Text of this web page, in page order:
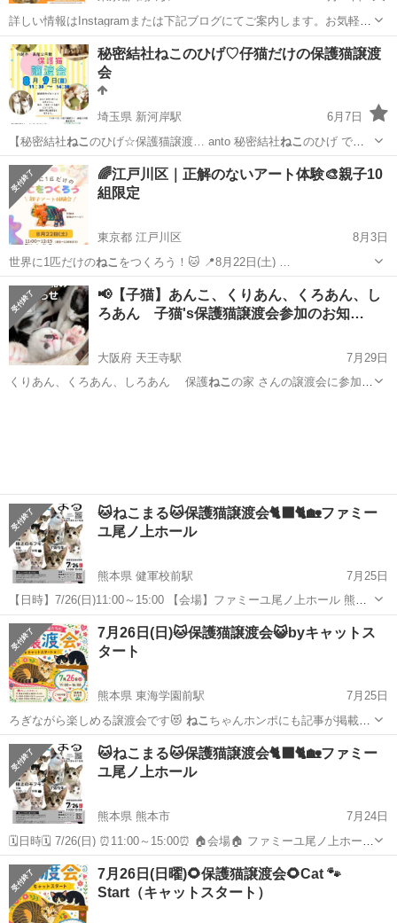
詳しい情報はInstagramまたは下記ブログにてご案内します。お気軽に
お問い合わせください。 nekoniongaesi@gmail.com ameblo
http://ameblo.jp/happycats20...
東京 町田市 鶴川駅 地域/お祭り ねこ
秘密結社ねこのひげ♡仔猫だけの保護猫譲渡
会
埼玉県 新河岸駅
6月7日
【秘密結社ねこ のひげ☆保護猫譲渡… anto 秘密結社ねこ のひげ でご
覧いた…
埼玉 川越市 新河岸駅 その他
🌈江戸川区｜正解のないアート体験🎨親子10
組限定
東京都 江戸川区
8月3日
世界に1匹だけのねこ をつくろう！🐱 📍8月22日(土) …
東京 江戸川区 ワークショップ アート
📢【子猫】あんこ、くりあん、くろあん、し
ろあん 子猫's保護猫譲渡会参加のお知…
大阪府 天王寺駅
7月29日
くりあん、くろあん、しろあん 保護ねこの家 さんの譲渡会に参加し
🐱ねこまる🐱保護猫譲渡会🐈‍⬛🐈🏡ファミー
ユ尾ノ上ホール
熊本県 健軍校前駅
7月25日
【日時】7/26(日)11:00～15:00 【会場】ファミーユ尾ノ上ホール 熊本
市東区尾ノ上3-1-12 🅿️あり ★可愛い子猫、成猫が多数参加します ★来
場予約不要 ★見学のみOK🙆‍♀️ ★猫初心者でも、トラ...
熊本 熊本市 健軍校前駅 その他 ホール
7月26日(日)🐱保護猫譲渡会😺byキャットス
タート
熊本県 東海学園前駅
7月25日
ろぎながら楽しめる譲渡会です😻 ねこ ちゃんホンポにも記事が掲載さ
れています…
熊本 熊本市 東海学園前駅 その他 会場
🐱ねこまる🐱保護猫譲渡会🐈‍⬛🐈🏡ファミー
ユ尾ノ上ホール
熊本県 熊本市
7月24日
🗓️日時🗓️ 7/26(日) ⏰11:00～15:00⏰ 🏠会場🏠 ファミーユ尾ノ上ホール
熊本市東区尾ノ上3-1-12 🅿️あり ★可愛い子猫、成猫が多数参加します
🐈 ★来場予約不要 ★見学のみOK🙆‍♀️ ★猫...
熊本 熊本市 その他 ホール
7月26日(日曜)🌻保護猫譲渡会🌻Cat 🐾
Start（キャットスタート）